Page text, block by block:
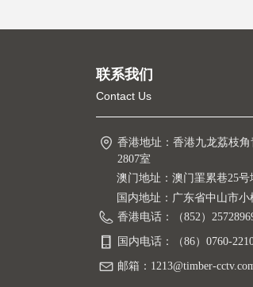
香港地址： 香港九龙荔枝角
2807室
联系我们
Contact Us
澳门地址：澳门罣累巷25号
国内地址：广东省中山市
香港电话：
（852）
国内电话： （86）0760-
邮箱： 1213@timber-